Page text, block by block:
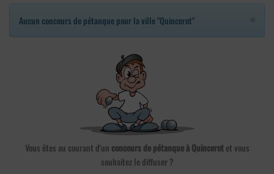
Aucun concours de pétanque pour la ville "Quincerot"
Vous êtes au courant d'un concours de pétanque à Quincerotet vous
souhaitez le diffuser ?